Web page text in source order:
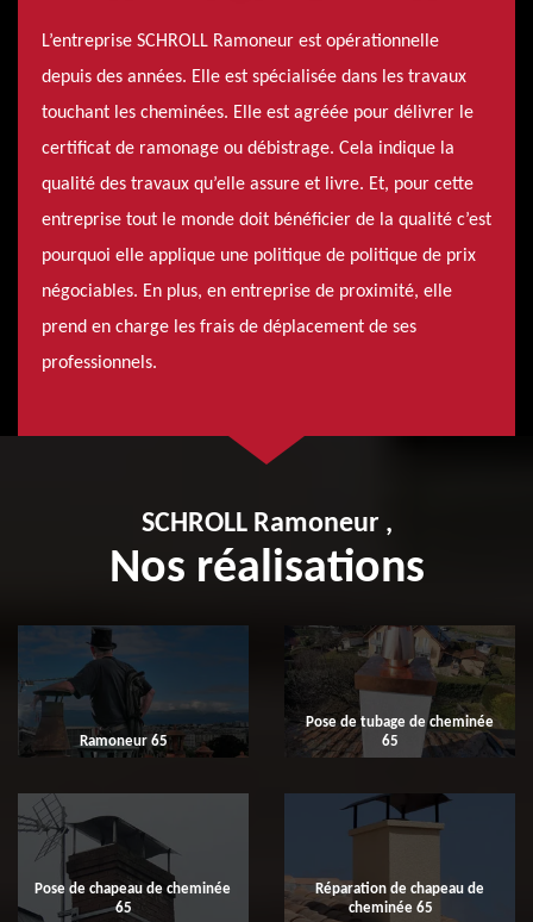
L’entreprise SCHROLL Ramoneur est opérationnelle
depuis des années. Elle est spécialisée dans les travaux
touchant les cheminées. Elle est agréée pour délivrer le
certificat de ramonage ou débistrage. Cela indique la
qualité des travaux qu’elle assure et livre. Et, pour cette
entreprise tout le monde doit bénéficier de la qualité c’est
pourquoi elle applique une politique de politique de prix
négociables. En plus, en entreprise de proximité, elle
prend en charge les frais de déplacement de ses
professionnels.
SCHROLL Ramoneur ,
Nos réalisations
Ramoneur 65
Pose de tubage de cheminée
65
Pose de chapeau de cheminée
65
Réparation de chapeau de
cheminée 65